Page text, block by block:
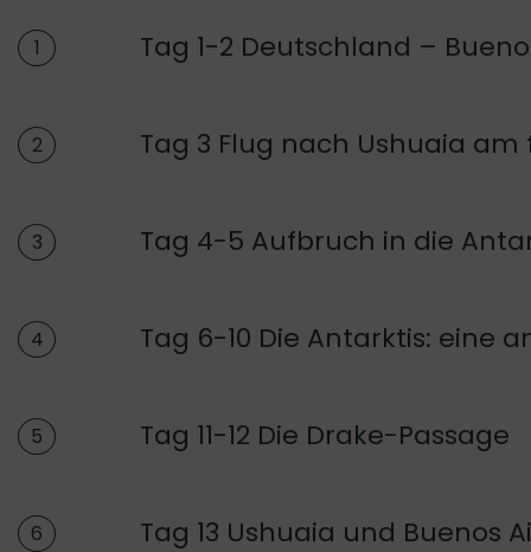
1 Tag 1-2 Deutschland –
2 Tag 3 Flug nach Ushuaia
3 Tag 4-5 Aufbruch in die
4 Tag 6-10 Die Antarktis: eine
5 Tag 11-12 Die Drake-Passage
6 Tag 13 Ushuaia und Buenos